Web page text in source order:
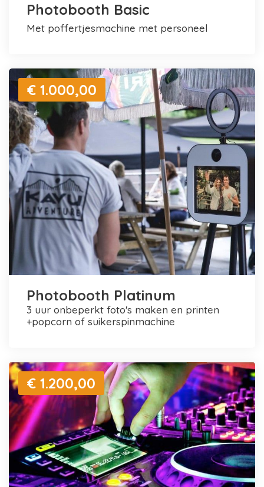
Photobooth Basic
met poffertjesmachine met personeel
€ 1.000,00
Photobooth Platinum
3 uur onbeperkt foto's maken en printen
+popcorn of suikerspinmachine
€ 1.200,00